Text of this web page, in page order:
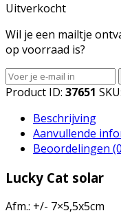
Uitverkocht
Wil je een mailtje
op voorraad is?
Product ID: 37651 SKU:
Beschrijving
Aanvullende
Beoordelingen
Lucky Cat solar
Afm.: +/- 7×5,5x5cm